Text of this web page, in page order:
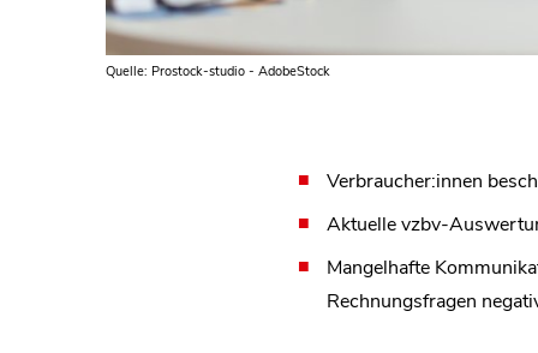
Quelle: Prostock-studio - AdobeStock
Verbraucher:innen
Aktuelle vzbv-
Mangelhafte
Rechnungsfragen